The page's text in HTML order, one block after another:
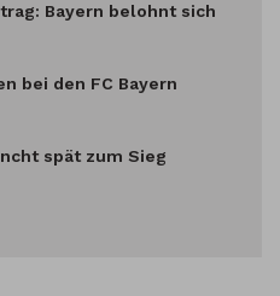
Bayern belohnt sich
bei den FC Bayern
spät zum Sieg